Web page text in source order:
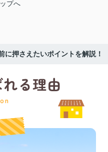
プへ
に押さえたいポイントを解説！
る理由